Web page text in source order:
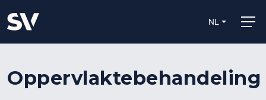
NL
Oppervlaktebehandeling